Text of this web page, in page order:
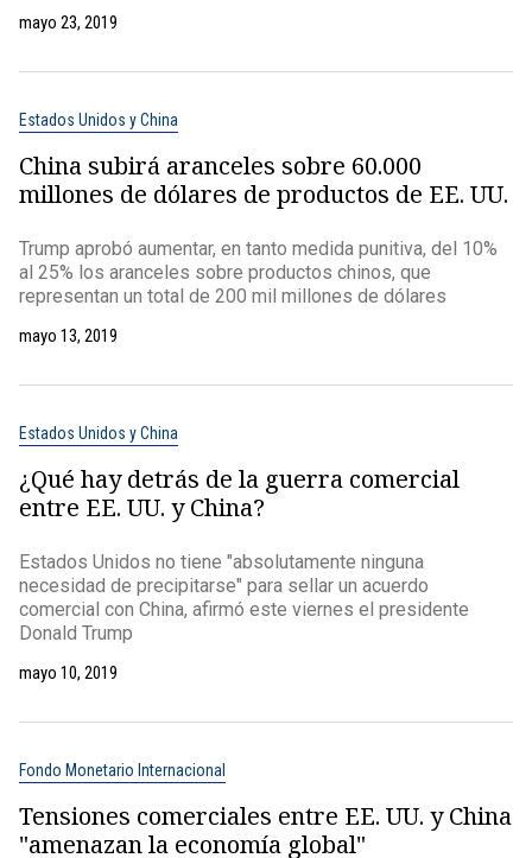
mayo 23, 2019
Estados Unidos y China
China subirá aranceles sobre 60.000
millones de dólares de productos de EE. UU.
Trump aprobó aumentar, en tanto medida punitiva, del 10%
al 25% los aranceles sobre productos chinos, que
representan un total de 200 mil millones de dólares
mayo 13, 2019
Estados Unidos y China
¿Qué hay detrás de la guerra comercial
entre EE. UU. y China?
Estados Unidos no tiene "absolutamente ninguna
necesidad de precipitarse" para sellar un acuerdo
comercial con China, afirmó este viernes el presidente
Donald Trump
mayo 10, 2019
Fondo Monetario Internacional
Tensiones comerciales entre EE. UU. y China
"amenazan la economía global"